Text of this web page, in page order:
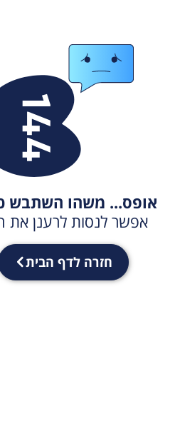
אופס... משהו השתבש
אפשר לנסות לרענן את
חזרה לדף הבית